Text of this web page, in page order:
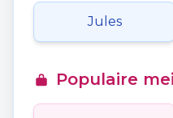
Jules
Populaire